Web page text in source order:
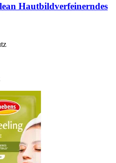
Hautbildverfeinerndes